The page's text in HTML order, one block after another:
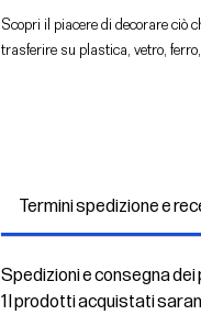
Scopri il piacere di decorare ciò
trasferire su plastica, vetro,
Termini spedizione e
Spedizioni e consegna
1 I prodotti acquistati